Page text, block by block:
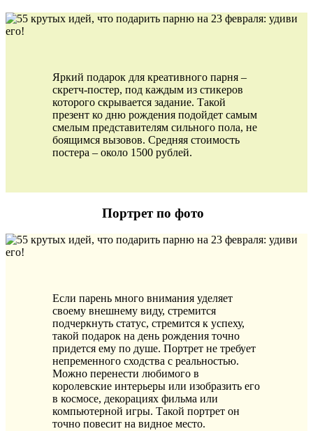
Яркий подарок для креативного парня –
скретч-постер, под каждым из стикеров
которого скрывается задание. Такой
презент ко дню рождения подойдет самым
смелым представителям сильного пола, не
боящимся вызовов. Средняя стоимость
постера – около 1500 рублей.
Портрет по фото
Если парень много внимания уделяет
своему внешнему виду, стремится
подчеркнуть статус, стремится к успеху,
такой подарок на день рождения точно
придется ему по душе. Портрет не требует
непременного сходства с реальностью.
Можно перенести любимого в
королевские интерьеры или изобразить его
в космосе, декорациях фильма или
компьютерной игры. Такой портрет он
точно повесит на видное место.